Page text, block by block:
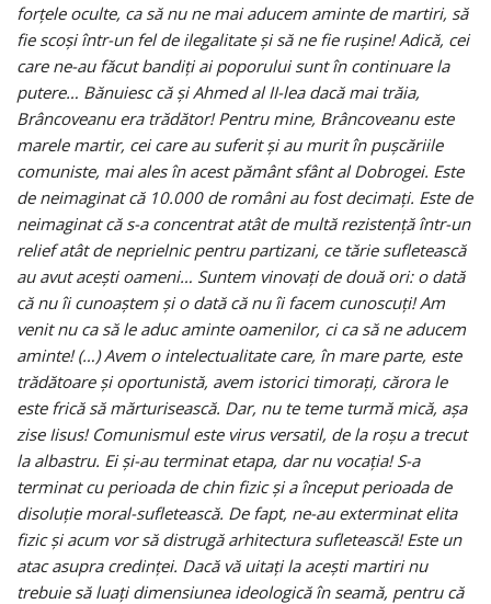
forțele oculte, ca să nu ne mai aducem aminte de martiri, să
fie scoși într-un fel de ilegalitate și să ne fie rușine! Adică, cei
care ne-au făcut bandiți ai poporului sunt în continuare la
putere… Bănuiesc că și Ahmed al II-lea dacă mai trăia,
Brâncoveanu era trădător! Pentru mine, Brâncoveanu este
marele martir, cei care au suferit și au murit în pușcăriile
comuniste, mai ales în acest pământ sfânt al Dobrogei. Este
de neimaginat că 10.000 de români au fost decimați. Este de
neimaginat că s-a concentrat atât de multă rezistență într-un
relief atât de neprielnic pentru partizani, ce tărie sufletească
au avut acești oameni… Suntem vinovați de două ori: o dată
că nu îi cunoaștem și o dată că nu îi facem cunoscuți! Am
venit nu ca să le aduc aminte oamenilor, ci ca să ne aducem
aminte! (…) Avem o intelectualitate care, în mare parte, este
trădătoare și oportunistă, avem istorici timorați, cărora le
este frică să mărturisească. Dar, nu te teme turmă mică, așa
zise Iisus! Comunismul este virus versatil, de la roșu a trecut
la albastru. Ei și-au terminat etapa, dar nu vocația! S-a
terminat cu perioada de chin fizic și a început perioada de
disoluție moral-sufletească. De fapt, ne-au exterminat elita
fizic și acum vor să distrugă arhitectura sufletească! Este un
atac asupra credinței. Dacă vă uitați la acești martiri nu
trebuie să luați dimensiunea ideologică în seamă, pentru că